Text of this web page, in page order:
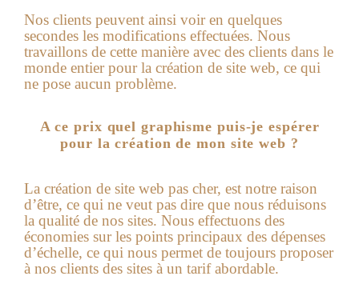
Nos clients peuvent ainsi voir en quelques
secondes les modifications effectuées. Nous
travaillons de cette manière avec des clients dans le
monde entier pour la création de site web, ce qui
ne pose aucun problème.
A ce prix quel graphisme puis-je espérer
pour la création de mon site web ?
La création de site web pas cher, est notre raison
d’être, ce qui ne veut pas dire que nous réduisons
la qualité de nos sites. Nous effectuons des
économies sur les points principaux des dépenses
d’échelle, ce qui nous permet de toujours proposer
à nos clients des sites à un tarif abordable.